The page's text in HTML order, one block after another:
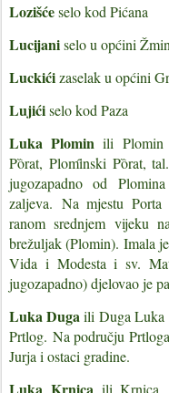
Lozišćeselo kod Pićana
Lucijaniselo u općini
Luckićizaselak u općini
Lujićiselo kod Paza
Luka Plomin ili
Pȍrat, Plomȋnski Pȍrat,
jugozapadno od Plomina
zaljeva. Na mjestu
ranom srednjem vijeku
brežuljak (Plomin). Imala
Vida i Modesta i sv.
jugozapadno) djelovao je
Luka Dugaili Duga Luka
Prtlog. Na području
Jurja i ostaci gradine.
Luka Krnica ili Krnica